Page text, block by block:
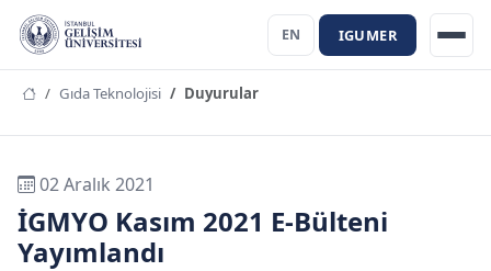
EN IGUMER
Gıda Teknolojisi Duyurular
02 Aralık 2021
İGMYO Kasım 2021 E-Bülteni
Yayımlandı